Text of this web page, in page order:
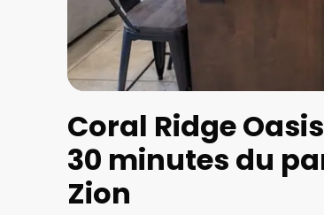
Coral Ridge
30 minutes du
Zion